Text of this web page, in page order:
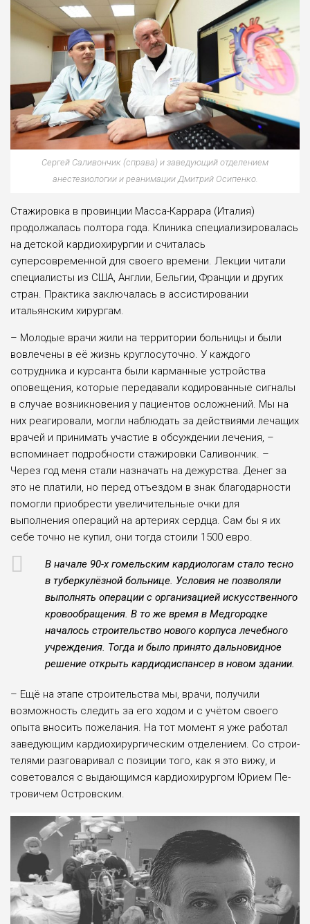
Сергей Саливончик (справа) и заведующий отделением
анестезиологии и реанимации Дмитрий Осипенко.
Стажировка в провинции Масса-Каррара (Италия)
продолжалась пол­тора года. Клиника специализирова­лась
на детской кардиохирургии и счи­талась
суперсовременной для свое­го времени. Лекции читали
специали­сты из США, Англии, Бельгии, Фран­ции и других
стран. Практика заклю­чалась в ассистировании
итальянским хирургам.
– Молодые врачи жили на терри­тории больницы и были
вовлечены в её жизнь круглосуточно. У каждо­го
сотрудника и курсанта были кар­манные устройства
оповещения, кото­рые передавали кодированные сигна­лы
в случае возникновения у пациен­тов осложнений. Мы на
них реагиро­вали, могли наблюдать за действиями лечащих
врачей и принимать участие в обсуждении лечения, –
вспоминает подробности стажировки Саливончик. –
Через год меня стали назначать на дежурства. Денег за
это не платили, но перед отъездом в знак благодарности
помогли приобрести увеличительные очки для
выполнения операций на ар­териях сердца. Сам бы я их
себе точно не купил, они тогда стоили 1500 евро.
В начале 90-х гомельским кардиоло­гам стало тесно
в туберкулёзной боль­нице. Условия не позволяли
выполнять операции с организацией искусствен­ного
кровообращения. В то же время в Медгородке
началось строительство нового корпуса лечебного
учреждения. Тогда и было принято дальновидное
решение открыть кардиодиспансер в новом здании.
– Ещё на этапе строительства мы, врачи, получили
возможность следить за его ходом и с учётом своего
опыта вносить пожелания. На тот момент я уже работал
заведующим кардиохи­рургическим отделением. Со строи­
телями разговаривал с позиции того, как я это вижу, и
советовался с выда­ющимся кардиохирургом Юрием Пе­
тровичем Островским.